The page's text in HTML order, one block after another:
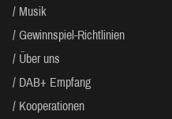
Musik
Gewinnspiel-Richtlinien
Über uns
DAB+ Empfang
Kooperationen